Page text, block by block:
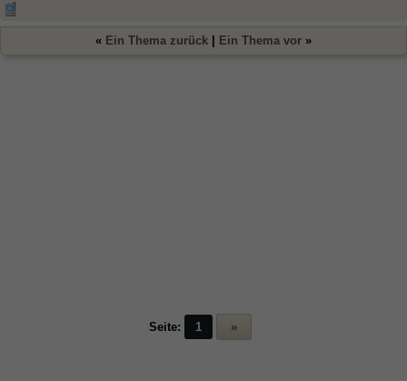
« Ein Thema zurück | Ein Thema vor »
Seite: 1 »